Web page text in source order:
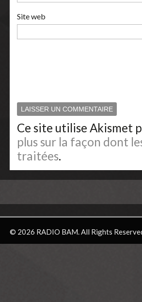
Site web
Ce site utilise Akismet
plus sur la façon dont
traitées.
© 2026 RADIO BAM. All Rights